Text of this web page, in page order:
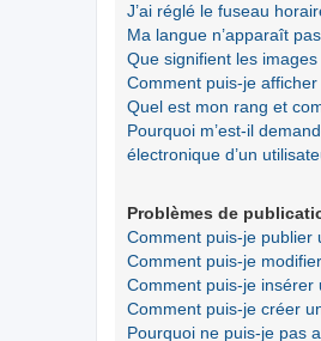
J’ai réglé le fuseau
Ma langue n’apparaît
Que signifient les
Comment puis-je
Quel est mon rang et
Pourquoi m’est-il
électronique d’un
Problèmes de
Comment puis-je publier
Comment puis-je
Comment puis-je
Comment puis-je créer
Pourquoi ne puis-je pas